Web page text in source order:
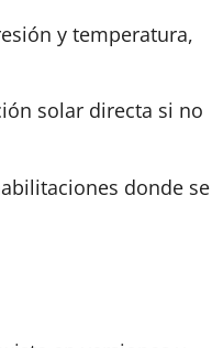
y temperatura,
solar directa si no
donde se